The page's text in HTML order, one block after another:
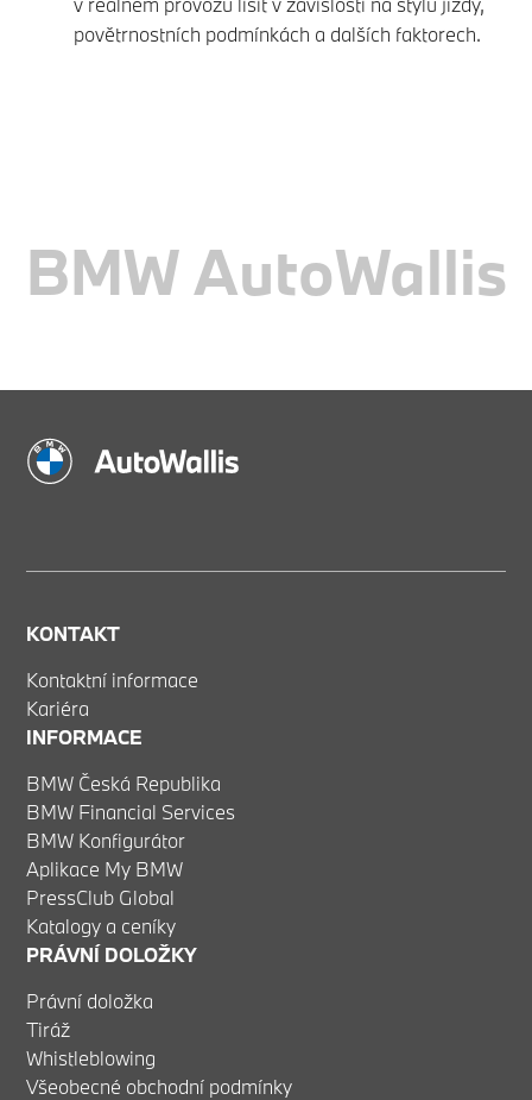
povětrnostních podmínkách a dalších faktorech.
BMW AutoWallis
KONTAKT
Kontaktní informace
Kariéra
INFORMACE
BMW Česká Republika
BMW Financial Services
BMW Konfigurátor
Aplikace My BMW
PressClub Global
Katalogy a ceníky
PRÁVNÍ DOLOŽKY
Právní doložka
Tiráž
Whistleblowing
Všeobecné obchodní podmínky